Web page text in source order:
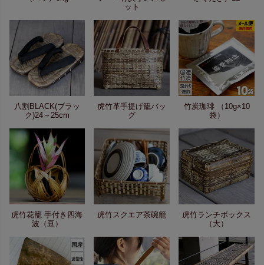
ット
八割BLACK(ブラッ
ク)24～25cm
虎竹革手提げ籠バッ
グ
竹炭珈琲 （10g×10
袋）
虎竹花籠 手付き四海
波（豆）
虎竹スクエア茶碗籠
虎竹ランチボックス
（大）